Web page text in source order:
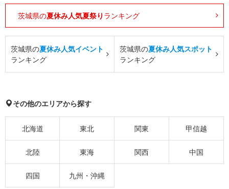
茨城県の夏休み人気夏祭り ランキング
茨城県の夏休み人気イベント
ランキング
茨城県の夏休み人気スポット
ランキング
その他のエリアから探す
北海道 東北 関東 甲信越
北陸 東海 関西 中国
四国 九州・沖縄